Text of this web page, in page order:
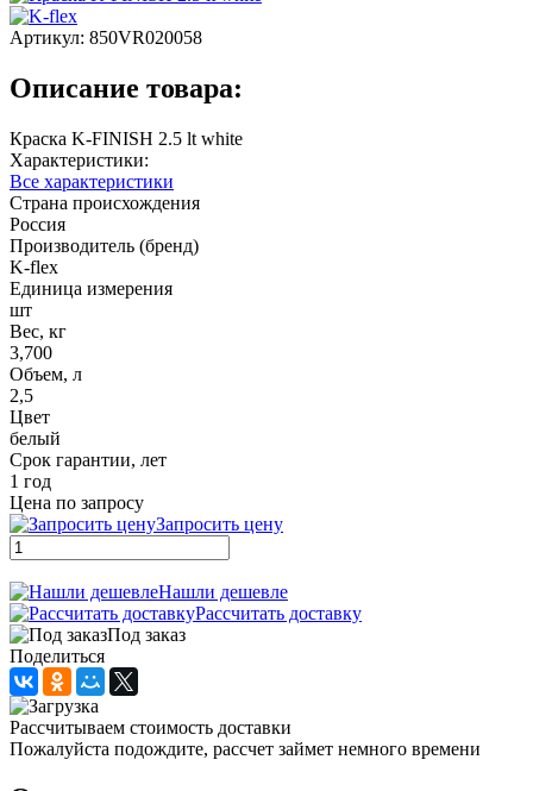
Артикул: 850VR020058
Описание товара:
Краска K-FINISH 2.5 lt white
Характеристики:
Все характеристики
Страна происхождения
Россия
Производитель (бренд)
K-flex
Единица измерения
шт
Вес, кг
3,700
Объем, л
2,5
Цвет
белый
Срок гарантии, лет
1 год
Цена по запросу
Запросить цену
Нашли дешевле
Рассчитать доставку
Под заказ
Поделиться
Рассчитываем стоимость доставки
Пожалуйста подождите, рассчет займет немного времени